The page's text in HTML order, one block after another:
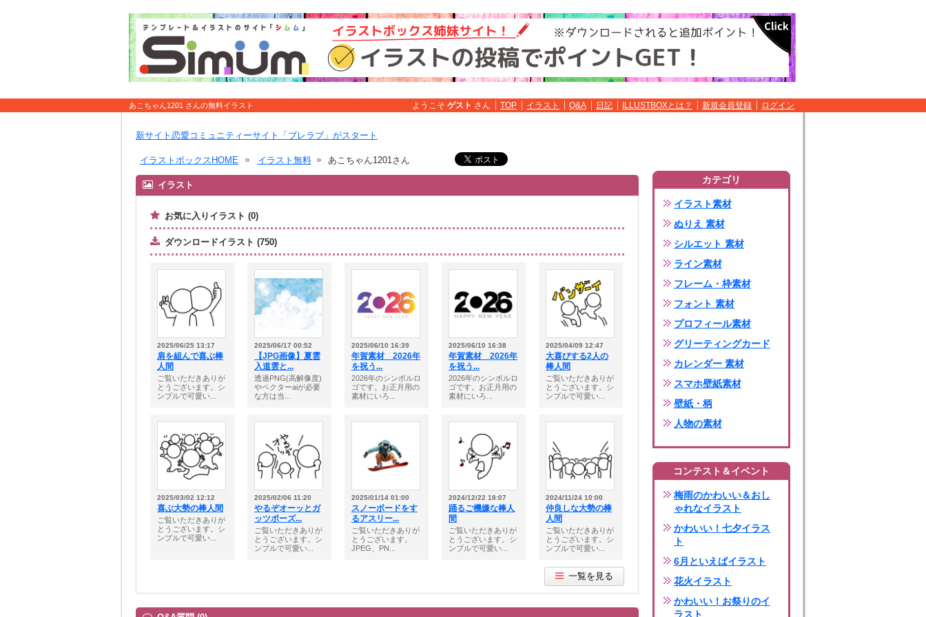
あこちゃん1201 さんの無料イラスト ようこそ ゲスト さん TOP イラスト Q&A 日記 ILLUSTBOXとは？ 新規会員登録 ログイン
新サイト恋愛コミュニティーサイト「ブレラブ」がスタート
イラストボックスHOME イラスト無料 あこちゃん1201さん
イラスト
お気に入りイラスト (0)
ダウンロードイラスト (750)
2025/06/25 13:17
肩を組んで喜ぶ棒
人間
ご覧いただきありが
とうございます。シ
ンプルで可愛い...
2025/06/17 00:52
【JPG画像】夏雲
入道雲と...
透過PNG(高解像度)
やベクターaiが必要
な方は当...
2025/06/10 16:39
年賀素材 2026年
を祝う...
2026年のシンボルロ
ゴです。お正月用の
素材にいろ...
2025/06/10 16:38
年賀素材 2026年
を祝う...
2026年のシンボルロ
ゴです。お正月用の
素材にいろ...
2025/04/09 12:47
大喜びする2人の
棒人間
ご覧いただきありが
とうございます。シ
ンプルで可愛い...
2025/03/02 12:12
喜ぶ大勢の棒人間
ご覧いただきありが
とうございます。シ
ンプルで可愛い...
2025/02/06 11:20
やるぞオーッとガ
ッツポーズ...
ご覧いただきありが
とうございます。シ
ンプルで可愛い...
2025/01/14 01:00
スノーボードをす
るアスリー...
ご覧いただきありが
とうございます。
JPEG、PN...
2024/12/22 18:07
踊るご機嫌な棒人
間
ご覧いただきありが
とうございます。シ
ンプルで可愛い...
2024/11/24 10:00
仲良しな大勢の棒
人間
ご覧いただきありが
とうございます。シ
ンプルで可愛い...
一覧を見る
カテゴリ
イラスト素材
ぬりえ 素材
シルエット 素材
ライン素材
フレーム・枠素材
フォント 素材
プロフィール素材
グリーティングカード
カレンダー 素材
スマホ壁紙素材
壁紙・柄
人物の素材
コンテスト＆イベント
梅雨のかわいい＆おし
ゃれなイラスト
かわいい！七夕イラス
ト
6月といえばイラスト
花火イラスト
かわいい！お祭りのイ
ラスト